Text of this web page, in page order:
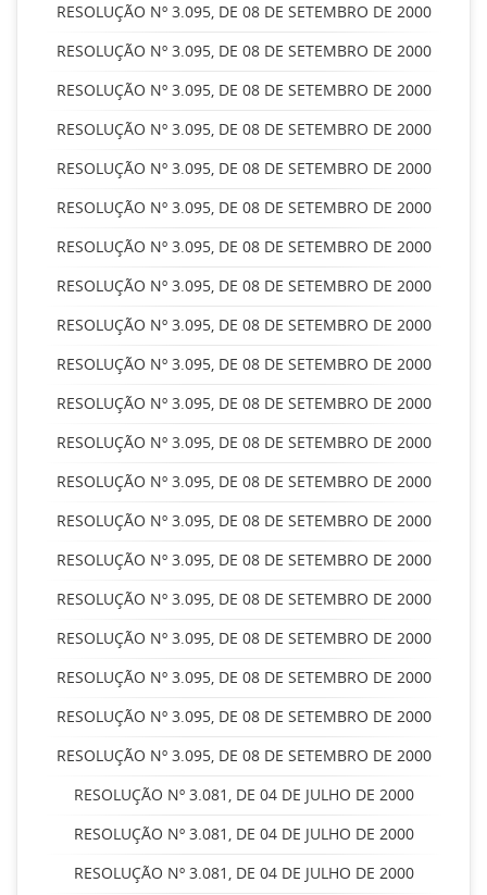
RESOLUÇÃO Nº 3.095, DE 08 DE SETEMBRO DE 2000
RESOLUÇÃO Nº 3.095, DE 08 DE SETEMBRO DE 2000
RESOLUÇÃO Nº 3.095, DE 08 DE SETEMBRO DE 2000
RESOLUÇÃO Nº 3.095, DE 08 DE SETEMBRO DE 2000
RESOLUÇÃO Nº 3.095, DE 08 DE SETEMBRO DE 2000
RESOLUÇÃO Nº 3.095, DE 08 DE SETEMBRO DE 2000
RESOLUÇÃO Nº 3.095, DE 08 DE SETEMBRO DE 2000
RESOLUÇÃO Nº 3.095, DE 08 DE SETEMBRO DE 2000
RESOLUÇÃO Nº 3.095, DE 08 DE SETEMBRO DE 2000
RESOLUÇÃO Nº 3.095, DE 08 DE SETEMBRO DE 2000
RESOLUÇÃO Nº 3.095, DE 08 DE SETEMBRO DE 2000
RESOLUÇÃO Nº 3.095, DE 08 DE SETEMBRO DE 2000
RESOLUÇÃO Nº 3.095, DE 08 DE SETEMBRO DE 2000
RESOLUÇÃO Nº 3.095, DE 08 DE SETEMBRO DE 2000
RESOLUÇÃO Nº 3.095, DE 08 DE SETEMBRO DE 2000
RESOLUÇÃO Nº 3.095, DE 08 DE SETEMBRO DE 2000
RESOLUÇÃO Nº 3.095, DE 08 DE SETEMBRO DE 2000
RESOLUÇÃO Nº 3.095, DE 08 DE SETEMBRO DE 2000
RESOLUÇÃO Nº 3.095, DE 08 DE SETEMBRO DE 2000
RESOLUÇÃO Nº 3.095, DE 08 DE SETEMBRO DE 2000
RESOLUÇÃO Nº 3.081, DE 04 DE JULHO DE 2000
RESOLUÇÃO Nº 3.081, DE 04 DE JULHO DE 2000
RESOLUÇÃO Nº 3.081, DE 04 DE JULHO DE 2000